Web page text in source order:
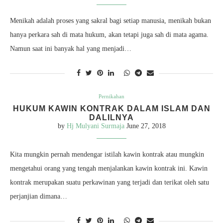
Menikah adalah proses yang sakral bagi setiap manusia, menikah bukan
hanya perkara sah di mata hukum, akan tetapi juga sah di mata agama.
Namun saat ini banyak hal yang menjadi…
Pernikahan
HUKUM KAWIN KONTRAK DALAM ISLAM DAN
DALILNYA
by Hj Mulyani Surmaja June 27, 2018
Kita mungkin pernah mendengar istilah kawin kontrak atau mungkin
mengetahui orang yang tengah menjalankan kawin kontrak ini. Kawin
kontrak merupakan suatu perkawinan yang terjadi dan terikat oleh satu
perjanjian dimana…